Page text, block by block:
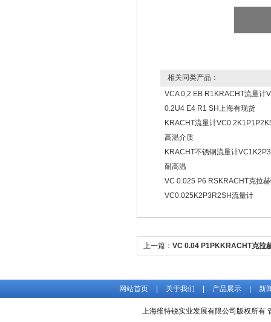
相关同类产品：
VCA 0,2 EB R1KRACHT流量计
0.2U4 E4 R1 SH上海有现货
KRACHT流量计
高温介质
KRACHT不锈钢流量计
耐高温
VC 0.025 P6 RSKRACHT克拉
VC0.025K2P3R2SH流量计
上一篇： VC 0.04 P1PKKRACHT克拉
网站首页 关于我们 产品展示 新
上海维特锐实业发展有限公司版权所有